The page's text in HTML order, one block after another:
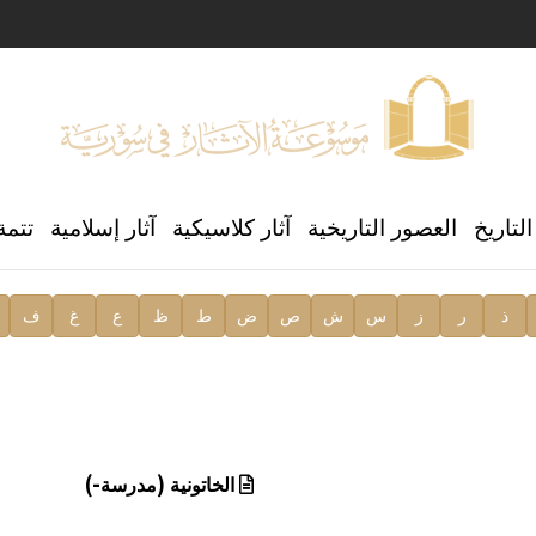
العالمي للغة العربية
العصور التاريخية آثار كلاسيكية آثار إسلامية
ذ ر ز س ش ص ض ط ظ ع غ ف
الخاتونية (مدرسة-)